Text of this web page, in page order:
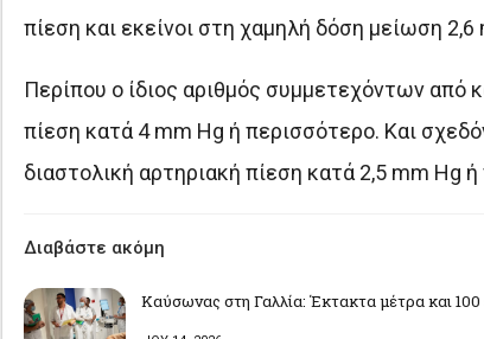
πίεση και εκείνοι στη χαμηλή δόση μείωση 2,6
Περίπου ο ίδιος αριθμός συμμετεχόντων από
πίεση κατά 4 mm Hg ή περισσότερο. Και
διαστολική αρτηριακή πίεση κατά 2,5 mm Hg
Διαβάστε ακόμη
Καύσωνας στη Γαλλία: Έκτακτα μέτρα και 100